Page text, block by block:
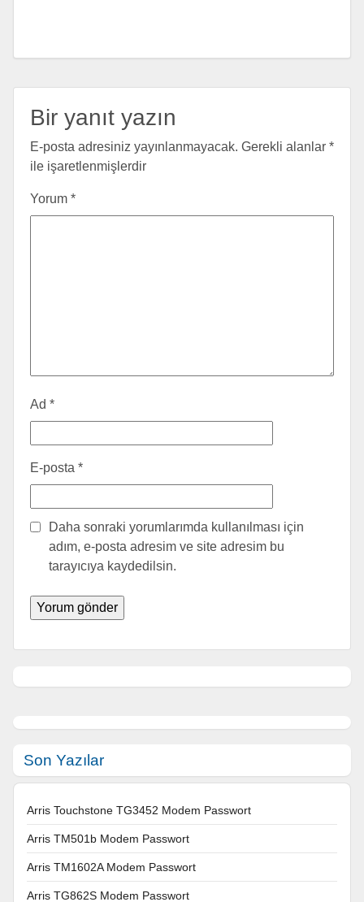
Bir yanıt yazın
E-posta adresiniz yayınlanmayacak. Gerekli alanlar *
ile işaretlenmişlerdir
Yorum *
Ad *
E-posta *
Daha sonraki yorumlarımda kullanılması için
adım, e-posta adresim ve site adresim bu
tarayıcıya kaydedilsin.
Son Yazılar
Arris Touchstone TG3452 Modem Passwort
Arris TM501b Modem Passwort
Arris TM1602A Modem Passwort
Arris TG862S Modem Passwort